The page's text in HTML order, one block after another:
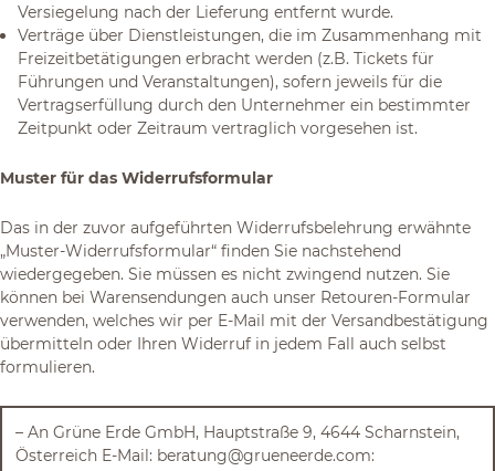
Versiegelung nach der Lieferung entfernt wurde.
Verträge über Dienstleistungen, die im Zusammenhang mit
Freizeitbetätigungen erbracht werden (z.B. Tickets für
Führungen und Veranstaltungen), sofern jeweils für die
Vertragserfüllung durch den Unternehmer ein bestimmter
Zeitpunkt oder Zeitraum vertraglich vorgesehen ist.
Muster für das Widerrufsformular
Das in der zuvor aufgeführten Widerrufsbelehrung erwähnte
„Muster-Widerrufsformular“ finden Sie nachstehend
wiedergegeben. Sie müssen es nicht zwingend nutzen. Sie
können bei Warensendungen auch unser Retouren-Formular
verwenden, welches wir per E-Mail mit der Versandbestätigung
übermitteln oder Ihren Widerruf in jedem Fall auch selbst
formulieren.
– An Grüne Erde GmbH, Hauptstraße 9, 4644 Scharnstein,
Österreich E-Mail: beratung@grueneerde.com: